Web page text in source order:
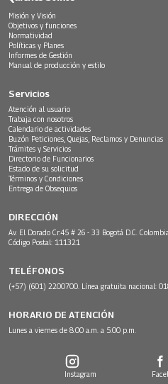
mayo de 2002 dejó una
de Cioqué, junto con la
líderes comunitarios
adversidad se
avance, convirtiendo el
para construir un futuro
Misión y Visión
Objetivos y funciones
Normatividad
Políticas y Planes
Informes de Gestión
Manual de producción y estilo
Servicios
Atención al usuario
Trabaja con nosotros
Calendario de actividades
Buzón Peticiones, Quejas, Reclamos y Denuncias
Trámites y Servicios
Directorio de Funcionarios
Estado de su solicitud
Términos y Condiciones
Entrega de Obsequios
DIRECCIÓN
Av. El Dorado Cr.45 # 26 - 33 Bogotá D.C. Colombia.
Código Postal: 111321
TELÉFONOS
(+57) (601) 2200700. Línea gratuita nacional:
HORARIO DE ATENCIÓN
Lunes a viernes de 8:00 a.m. a 5:00 p.m.
Instagram